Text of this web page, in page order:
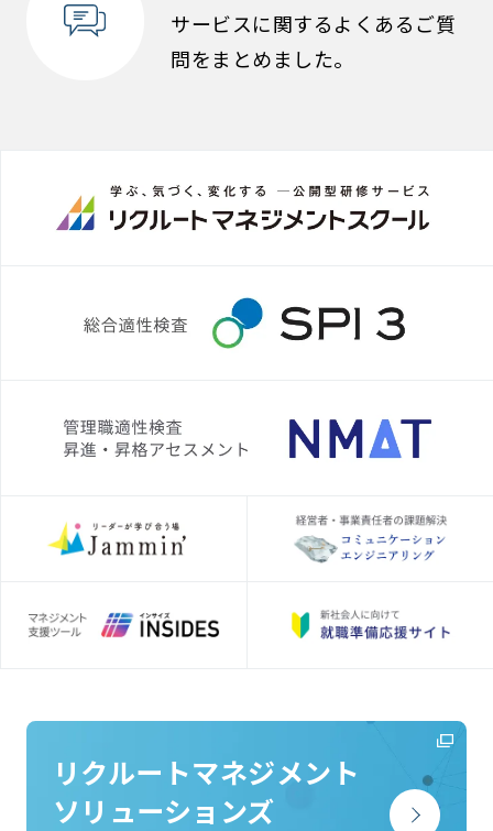
サービスに関するよくあるご質
問をまとめました。
リクルートマネジメント
ソリューションズ